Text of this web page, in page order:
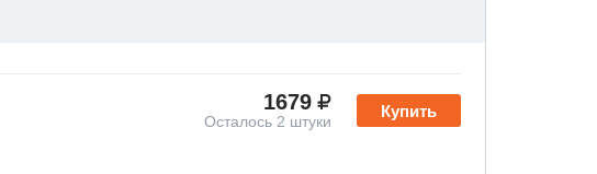
Купить
1679
Осталось 2 штуки